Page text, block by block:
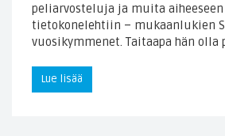
peliarvosteluja ja muita
tietokonelehtiin – mukaanlukien
vuosikymmenet. Taitaapa hän olla
Lue lisää